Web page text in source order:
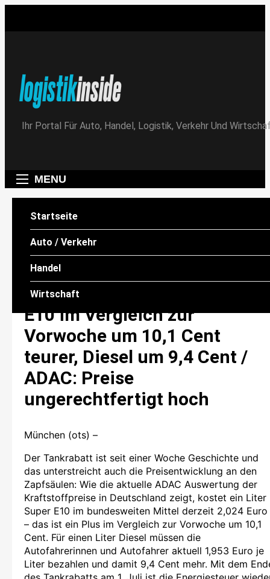
content
Logistik|Inside
Ihr Portal Für Auto, Handel, Logistik, Verkehr Und
MENU
Startseite
Auto / Verkehr
Handel
Wirtschaft
AUTO / VERKEHR
Ende des Tankrabatts lässt
Kraftstoffpreise seit Anfang
Juli kräftig steigen / Super
E10 im Vergleich zur
Vorwoche um 10,1 Cent
teurer, Diesel um 9,4 Cent /
ADAC: Preise
ungerechtfertigt hoch
München (ots) –
Der Tankrabatt ist seit einer Woche Geschichte und
das unterstreicht auch die Preisentwicklung an den
Zapfsäulen: Wie die aktuelle ADAC Auswertung der
Kraftstoffpreise in Deutschland zeigt, kostet ein Liter
Super E10 im bundesweiten Mittel derzeit 2,024 Euro
– das ist ein Plus im Vergleich zur Vorwoche um 10,1
Cent. Für einen Liter Diesel müssen die
Autofahrerinnen und Autofahrer aktuell 1,953 Euro je
Liter bezahlen und damit 9,4 Cent mehr. Mit dem